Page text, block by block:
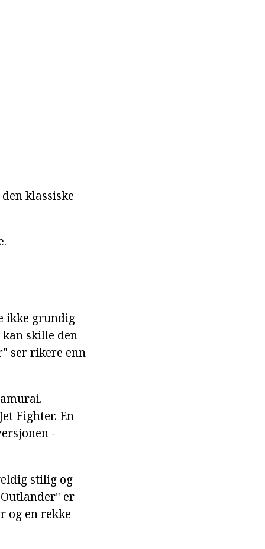
klassiske
ikke grundig
skille den
ser rikere enn
Fighter. En
-
stilig og
er
og en rekke